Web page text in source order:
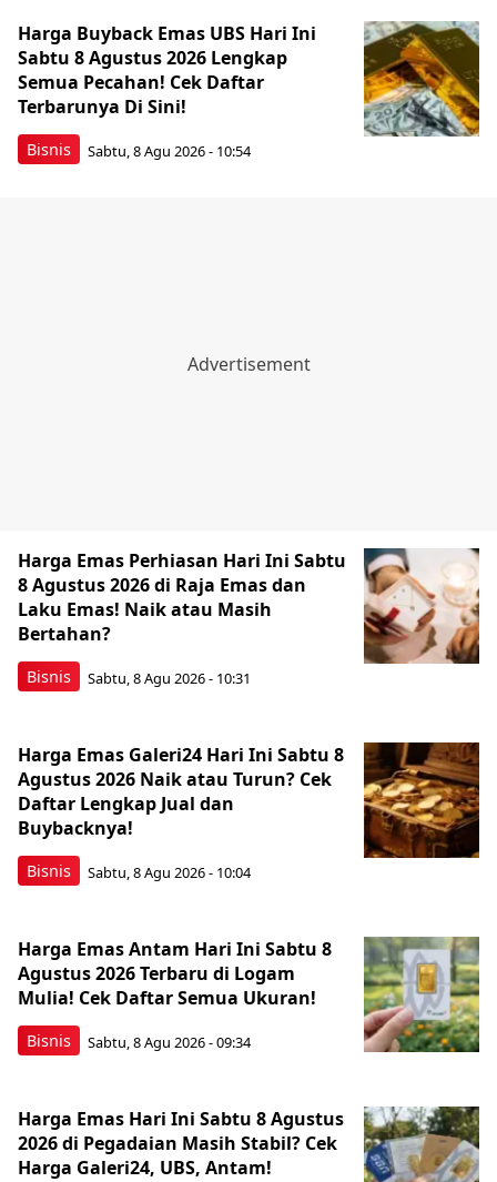
Bisnis
Harga Buyback Emas UBS Hari Ini
Sabtu 8 Agustus 2026 Lengkap
Semua Pecahan! Cek Daftar
Terbarunya Di Sini!
Sabtu, 8 Agu 2026 - 10:54
Bisnis
Harga Emas Perhiasan Hari Ini Sabtu
8 Agustus 2026 di Raja Emas dan
Laku Emas! Naik atau Masih
Bertahan?
Sabtu, 8 Agu 2026 - 10:31
Bisnis
Harga Emas Galeri24 Hari Ini Sabtu 8
Agustus 2026 Naik atau Turun? Cek
Daftar Lengkap Jual dan
Buybacknya!
Sabtu, 8 Agu 2026 - 10:04
Bisnis
Harga Emas Antam Hari Ini Sabtu 8
Agustus 2026 Terbaru di Logam
Mulia! Cek Daftar Semua Ukuran!
Sabtu, 8 Agu 2026 - 09:34
Harga Emas Hari Ini Sabtu 8 Agustus
2026 di Pegadaian Masih Stabil? Cek
Harga Galeri24, UBS, Antam!